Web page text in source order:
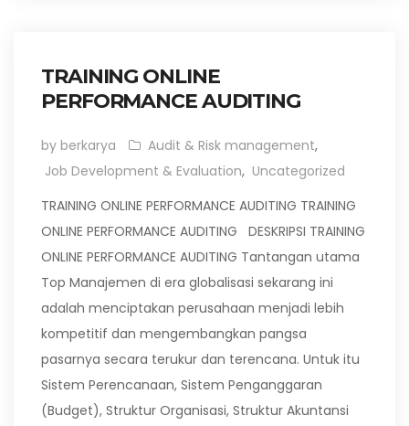
TRAINING ONLINE
PERFORMANCE AUDITING
by berkarya Audit & Risk management,
Job Development & Evaluation, Uncategorized
TRAINING ONLINE PERFORMANCE AUDITING TRAINING
ONLINE PERFORMANCE AUDITING DESKRIPSI TRAINING
ONLINE PERFORMANCE AUDITING Tantangan utama
Top Manajemen di era globalisasi sekarang ini
adalah menciptakan perusahaan menjadi lebih
kompetitif dan mengembangkan pangsa
pasarnya secara terukur dan terencana. Untuk itu
Sistem Perencanaan, Sistem Penganggaran
(Budget), Struktur Organisasi, Struktur Akuntansi